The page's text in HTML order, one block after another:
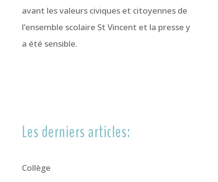
avant les valeurs civiques et citoyennes de
l’ensemble scolaire St Vincent et la presse y
a été sensible.
Les derniers articles:
Collège